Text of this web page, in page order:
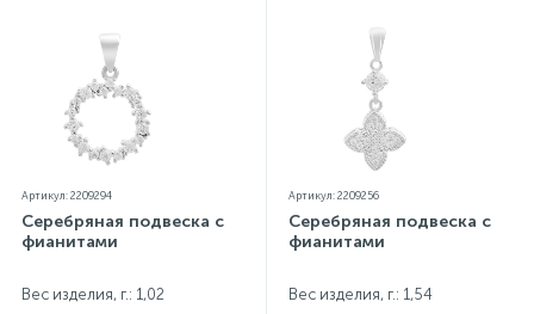
Артикул: 2209294
Серебряная подвеска с
фианитами
Вес изделия, г.: 1,02
Артикул: 2209256
Серебряная подвеска с
фианитами
Вес изделия, г.: 1,54